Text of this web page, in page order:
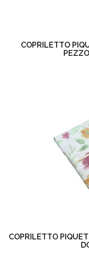
COPRILETTO
COPRILETTO